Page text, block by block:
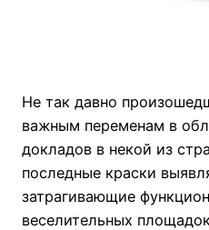
Не так давно
важным переменам в
докладов в некой из
последные краски
затрагивающие
веселительных